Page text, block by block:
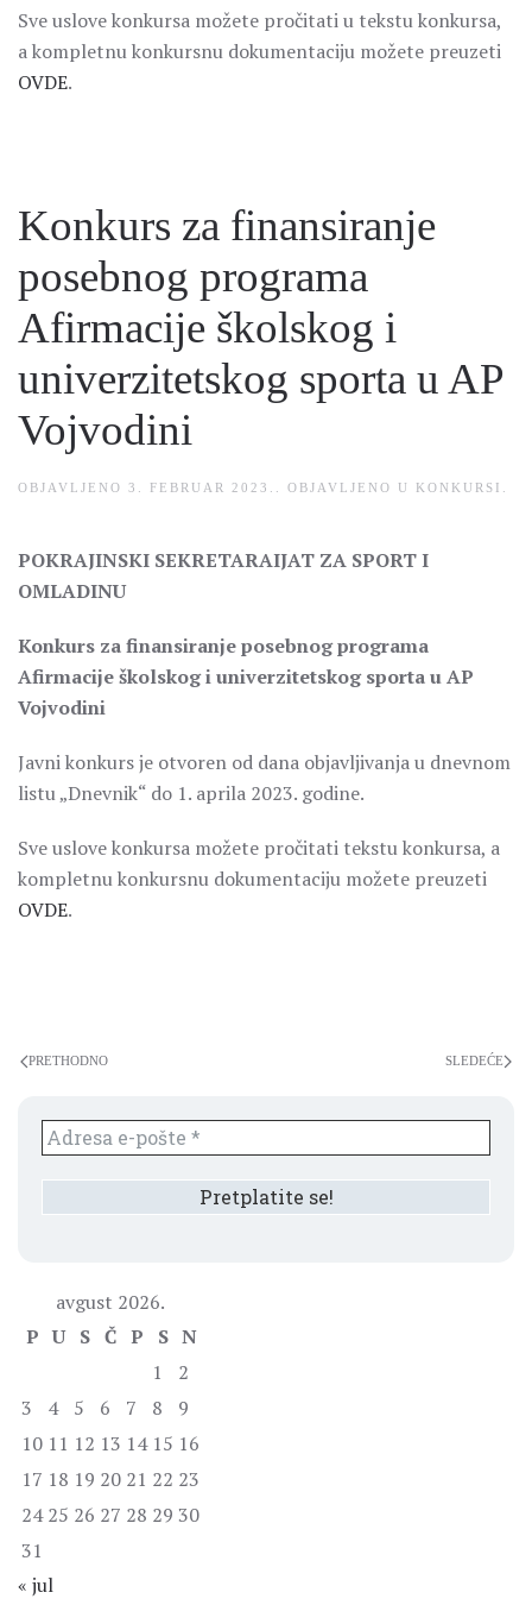
Sve uslove konkursa možete pročitati u tekstu konkursa,
a kompletnu konkursnu dokumentaciju možete preuzeti
OVDE.
Konkurs za finansiranje
posebnog programa
Afirmacije školskog i
univerzitetskog sporta u AP
Vojvodini
OBJAVLJENO 3. FEBRUAR 2023. . OBJAVLJENO U KONKURSI
POKRAJINSKI SEKRETARAIJAT ZA SPORT I
OMLADINU
Konkurs za finansiranje posebnog programa
Afirmacije školskog i univerzitetskog sporta u AP
Vojvodini
Javni konkurs je otvoren od dana objavljivanja u dnevnom
listu „Dnevnik“ do 1. aprila 2023. godine.
Sve uslove konkursa možete pročitati tekstu konkursa, a
kompletnu konkursnu dokumentaciju možete preuzeti
OVDE.
PRETHODNO SLEDEĆE
avgust 2026.
P U S Č P S N
1
2
3
4 5 6 7 8
9
10 11 12 13 14 15 16
17 18 19 20 21 22 23
24 25 26 27 28 29 30
31
« jul